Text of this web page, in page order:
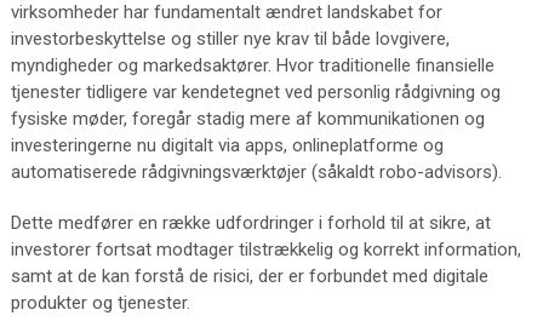
virksomheder har fundamentalt ændret landskabet for
investorbeskyttelse og stiller nye krav til både lovgivere,
myndigheder og markedsaktører. Hvor traditionelle finansielle
tjenester tidligere var kendetegnet ved personlig rådgivning og
fysiske møder, foregår stadig mere af kommunikationen og
investeringerne nu digitalt via apps, onlineplatforme og
automatiserede rådgivningsværktøjer (såkaldt robo-advisors).
Dette medfører en række udfordringer i forhold til at sikre, at
investorer fortsat modtager tilstrækkelig og korrekt information,
samt at de kan forstå de risici, der er forbundet med digitale
produkter og tjenester.